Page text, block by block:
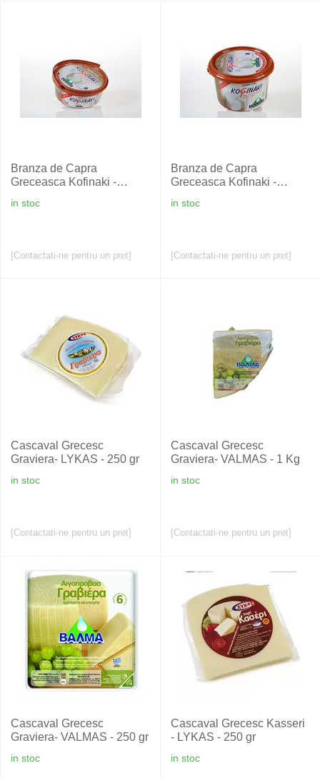
Branza de Capra
Greceasca Kofinaki -
in stoc
[Contactati-ne pentru un pret]
Branza de Capra
Greceasca Kofinaki -
in stoc
[Contactati-ne pentru un pret]
Cascaval Grecesc
Graviera- LYKAS - 250 gr
in stoc
[Contactati-ne pentru un pret]
Cascaval Grecesc
Graviera- VALMAS - 1 Kg
in stoc
[Contactati-ne pentru un pret]
Cascaval Grecesc
Graviera- VALMAS - 250 gr
in stoc
Cascaval Grecesc Kasseri
- LYKAS - 250 gr
in stoc